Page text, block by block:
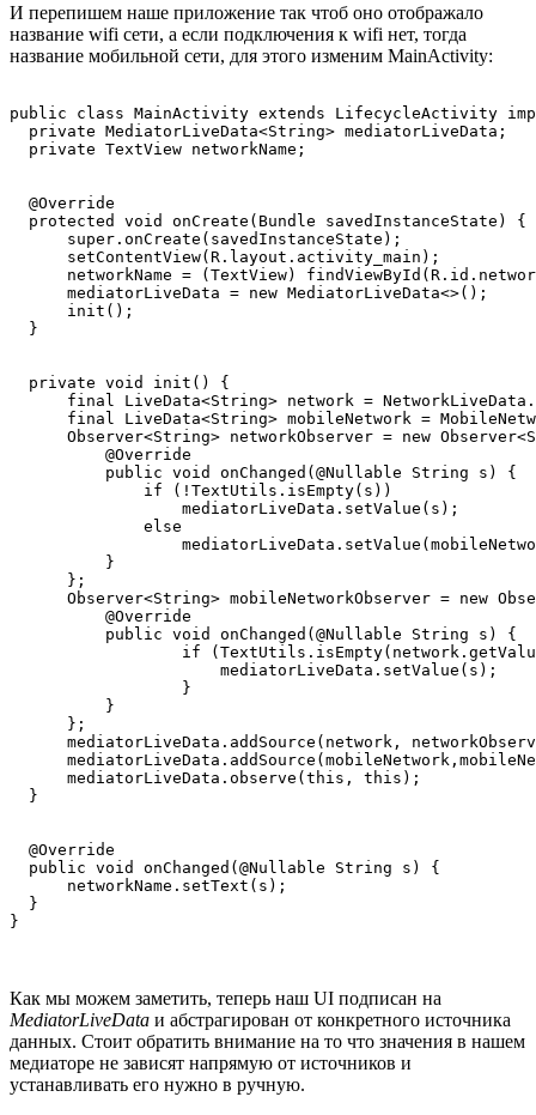
И перепишем наше приложение так чтоб оно отображало
название wifi сети, а если подключения к wifi нет, тогда
название мобильной сети, для этого изменим MainActivity:
public class MainActivity extends LifecycleActivity
private MediatorLiveData<String> mediatorLiveData;
private TextView networkName;
@Override
protected void onCreate(Bundle savedInstanceState) {
super.onCreate(savedInstanceState);
setContentView(R.layout.activity_main);
networkName = (TextView)
mediatorLiveData = new MediatorLiveData<>();
init();
}
private void init() {
final LiveData<String> network =
final LiveData<String> mobileNetwork =
Observer<String> networkObserver = new
@Override
public void onChanged(@Nullable String s) {
if (!TextUtils.isEmpty(s))
mediatorLiveData.setValue(s);
else
}
};
Observer<String> mobileNetworkObserver = new
@Override
public void onChanged(@Nullable String s) {
if
mediatorLiveData.setValue(s);
}
}
};
mediatorLiveData.addSource(network,
mediatorLiveData.observe(this, this);
}
@Override
public void onChanged(@Nullable String s) {
networkName.setText(s);
}
Как мы можем заметить, теперь наш UI подписан на
MediatorLiveData и абстрагирован от конкретного источника
данных. Стоит обратить внимание на то что значения в нашем
медиаторе не зависят напрямую от источников и
устанавливать его нужно в ручную.